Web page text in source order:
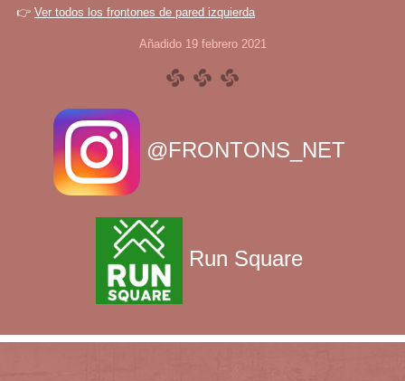
👉 Ver todos los frontones de pared izquierda
Añadido 19 febrero 2021
@FRONTONS_NET
Run Square